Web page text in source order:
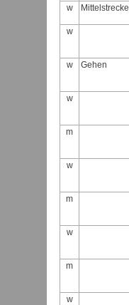
w Mittelstrecke
w
w Gehen
w
m
w
m
w
m
w